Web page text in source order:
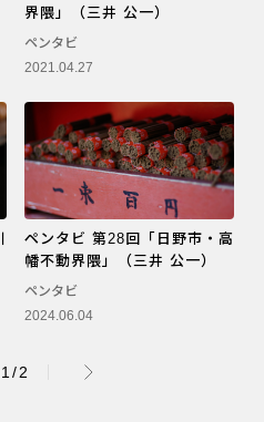
界隈」（三井 公一）
ペンタビ
2021.04.27
ペンタビ 第28回「日野市・高
幡不動界隈」（三井 公一）
ペンタビ
2024.06.04
1/2